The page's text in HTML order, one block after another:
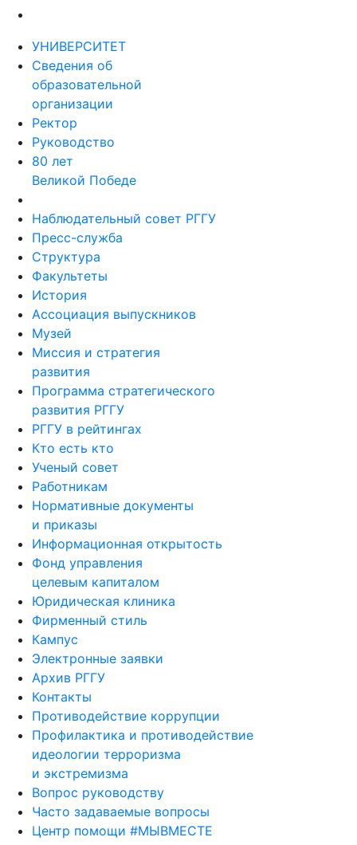
УНИВЕРСИТЕТ
Сведения об
образовательной
организации
Ректор
Руководство
80 лет
Великой Победе
Наблюдательный совет РГГУ
Пресс-служба
Структура
Факультеты
История
Ассоциация выпускников
Музей
Миссия и стратегия
развития
Программа стратегического
развития РГГУ
РГГУ в рейтингах
Кто есть кто
Ученый совет
Работникам
Нормативные документы
и приказы
Информационная открытость
Фонд управления
целевым капиталом
Юридическая клиника
Фирменный стиль
Кампус
Электронные заявки
Архив РГГУ
Контакты
Противодействие коррупции
Профилактика и противодействие
идеологии терроризма
и экстремизма
Вопрос руководству
Часто задаваемые вопросы
Центр помощи #МЫВМЕСТЕ